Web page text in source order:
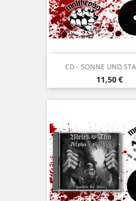
CD - SONNE UND
Prix
11,50 €